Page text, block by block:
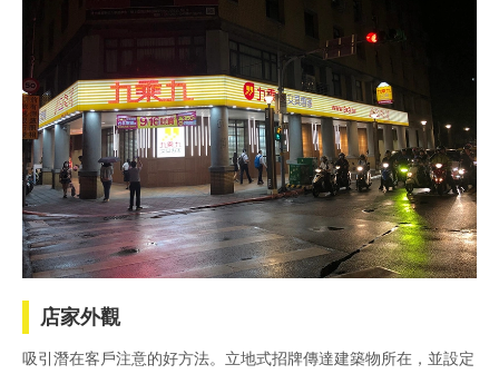
店家外觀
吸引潛在客戶注意的好方法。立地式招牌傳達建築物所在，並設定